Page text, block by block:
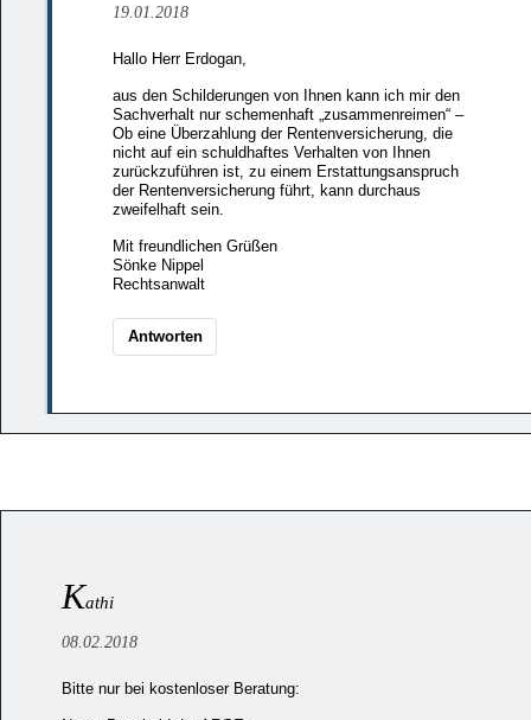
19.01.2018
Hallo Herr Erdogan,
aus den Schilderungen von Ihnen kann ich mir den
Sachverhalt nur schemenhaft „zusammenreimen“ –
Ob eine Überzahlung der Rentenversicherung, die
nicht auf ein schuldhaftes Verhalten von Ihnen
zurückzuführen ist, zu einem Erstattungsanspruch
der Rentenversicherung führt, kann durchaus
zweifelhaft sein.
Mit freundlichen Grüßen
Sönke Nippel
Rechtsanwalt
Antworten
Kathi
08.02.2018
Bitte nur bei kostenloser Beratung: